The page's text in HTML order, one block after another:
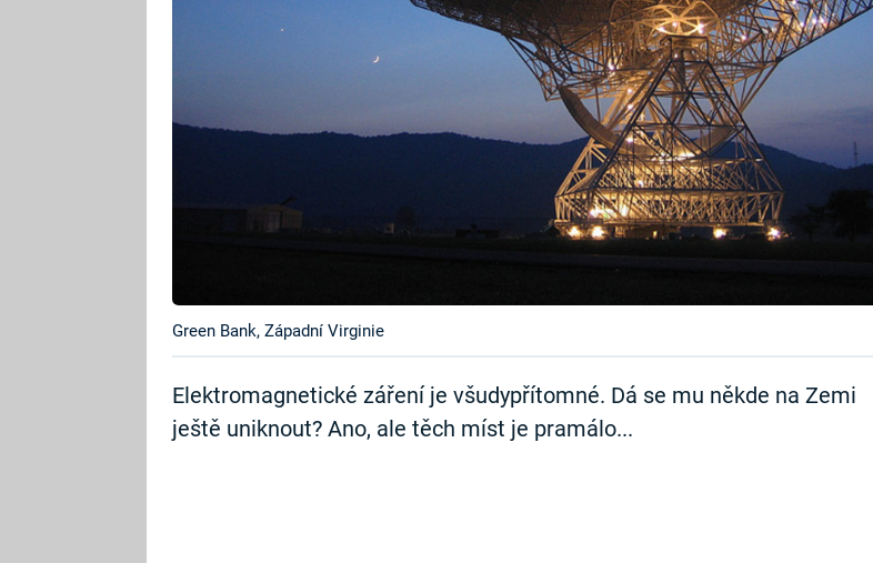
Green Bank, Západní Virginie
Elektromagnetické záření je všudypřítomné. Dá se mu někde na Zemi
ještě uniknout? Ano, ale těch míst je pramálo...